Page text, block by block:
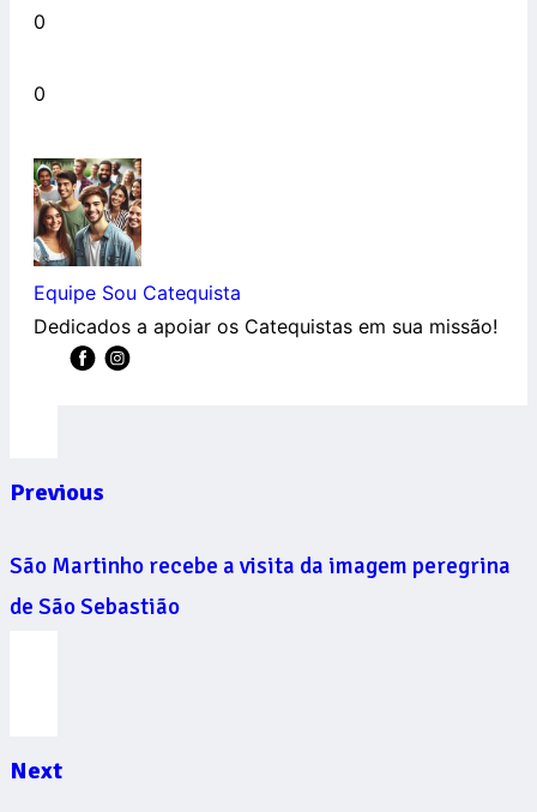
0
0
Equipe Sou Catequista
Dedicados a apoiar os Catequistas em sua missão!
Previous
São Martinho recebe a visita da imagem peregrina
de São Sebastião
Next